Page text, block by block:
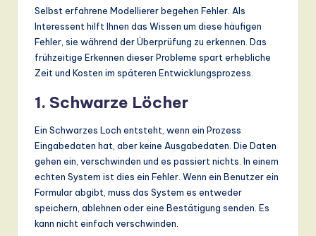
Selbst erfahrene Modellierer begehen Fehler. Als
Interessent hilft Ihnen das Wissen um diese häufigen
Fehler, sie während der Überprüfung zu erkennen. Das
frühzeitige Erkennen dieser Probleme spart erhebliche
Zeit und Kosten im späteren Entwicklungsprozess.
1. Schwarze Löcher
Ein Schwarzes Loch entsteht, wenn ein Prozess
Eingabedaten hat, aber keine Ausgabedaten. Die Daten
gehen ein, verschwinden und es passiert nichts. In einem
echten System ist dies ein Fehler. Wenn ein Benutzer ein
Formular abgibt, muss das System es entweder
speichern, ablehnen oder eine Bestätigung senden. Es
kann nicht einfach verschwinden.